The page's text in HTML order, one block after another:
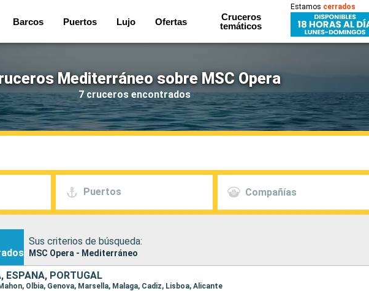
Barcos Puertos Lujo Ofertas
Cruceros
temáticos
Estamos cerrados
Mediterráneo sobre MSC Opera
7 cruceros encontrados
Puertos Compañías
Sus criterios de búsqueda:
MSC Opera - Mediterráneo
ESPAÑA, PORTUGAL
Olbia, Genova, Marsella, Malaga, Cadiz, Lisboa, Alicante